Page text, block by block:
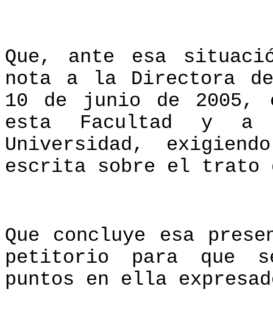
Que, ante esa
nota a la Directora
10 de junio de 2005,
esta Facultad y
Universidad,
escrita sobre el trato
Que concluye esa
petitorio para que
puntos en ella